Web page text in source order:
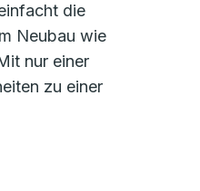
die
Neubau wie
nur einer
zu einer